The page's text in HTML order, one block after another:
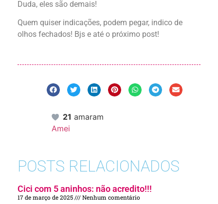
Duda, eles são demais!
Quem quiser indicações, podem pegar, indico de
olhos fechados! Bjs e até o próximo post!
21 amaram
Amei
POSTS RELACIONADOS
Cici com 5 aninhos: não acredito!!!
17 de março de 2025 Nenhum comentário